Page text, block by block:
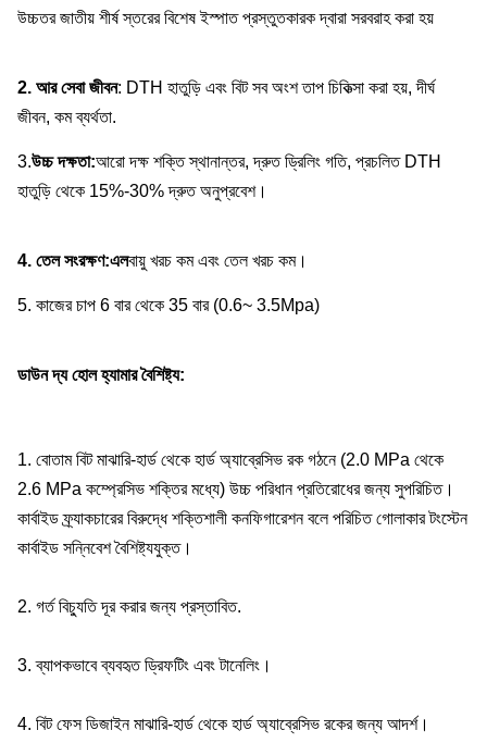
উচ্চতর জাতীয় শীর্ষ স্তরের বিশেষ ইস্পাত প্রস্তুতকারক দ্বারা সরবরাহ করা হয়
2. আর সেবা জীবন: DTH হাতুড়ি এবং বিট সব অংশ তাপ চিকিত্সা করা হয়, দীর্ঘ
জীবন, কম ব্যর্থতা.
3.উচ্চ দক্ষতা:আরো দক্ষ শক্তি স্থানান্তর, দ্রুত ড্রিলিং গতি, প্রচলিত DTH
হাতুড়ি থেকে 15%-30% দ্রুত অনুপ্রবেশ।
4. তেল সংরক্ষণ:এলবায়ু খরচ কম এবং তেল খরচ কম।
5. কাজের চাপ 6 বার থেকে 35 বার (0.6~ 3.5Mpa)
ডাউন দ্য হোল হ্যামার বৈশিষ্ট্য:
1. বোতাম বিট মাঝারি-হার্ড থেকে হার্ড অ্যাব্রেসিভ রক গঠনে (2.0 MPa থেকে
2.6 MPa কম্প্রেসিভ শক্তির মধ্যে) উচ্চ পরিধান প্রতিরোধের জন্য সুপরিচিত।
কার্বাইড ফ্র্যাকচারের বিরুদ্ধে শক্তিশালী কনফিগারেশন বলে পরিচিত গোলাকার টংস্টেন
কার্বাইড সন্নিবেশ বৈশিষ্ট্যযুক্ত।
2. গর্ত বিচ্যুতি দূর করার জন্য প্রস্তাবিত.
3. ব্যাপকভাবে ব্যবহৃত ড্রিফটিং এবং টানেলিং।
4. বিট ফেস ডিজাইন মাঝারি-হার্ড থেকে হার্ড অ্যাব্রেসিভ রকের জন্য আদর্শ।